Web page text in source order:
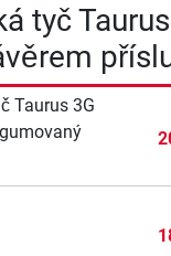
tyč
Taurus 3G